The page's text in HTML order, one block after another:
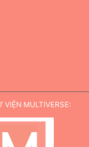
VIỆN MULTIVERSE: